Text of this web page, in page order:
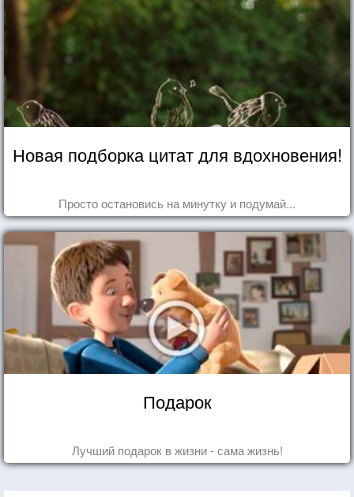
Новая подборка цитат для вдохновения!
Просто остановись на минутку и подумай...
Подарок
Лучший подарок в жизни - сама жизнь!